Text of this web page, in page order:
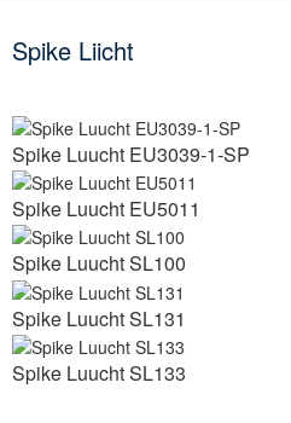
Spike Liicht
Spike Luucht EU3039-1-SP
Spike Luucht EU5011
Spike Luucht SL100
Spike Luucht SL131
Spike Luucht SL133